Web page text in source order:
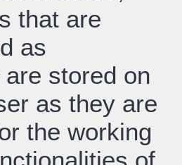
that are
as
stored on
as they are
the working